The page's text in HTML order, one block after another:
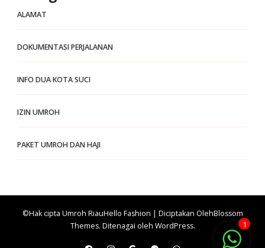
ALAMAT
DOKUMENTASI PERJALANAN
INFO DUA KOTA SUCI
IZIN UMROH
PAKET UMROH DAN HAJI
©Hak cipta Umroh RiauHello Fashion | Diciptakan OlehBlossom
Themes. Ditenagai oleh WordPress. 1